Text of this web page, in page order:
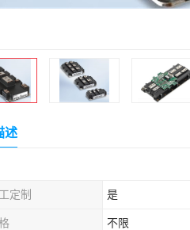
述
定制 是
不限